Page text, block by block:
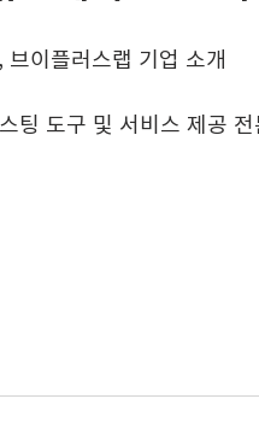
, 브이플러스랩 기업 소개
팅 도구 및 서비스 제공